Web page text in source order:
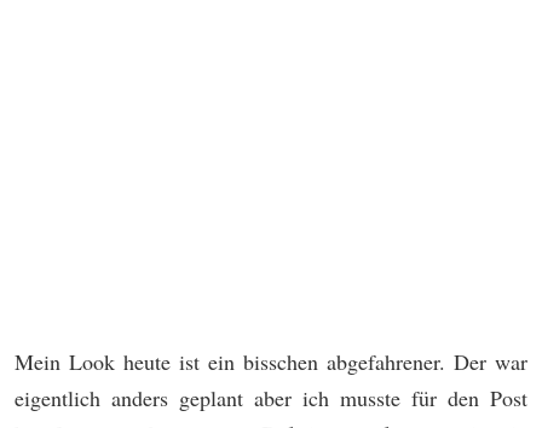
Mein Look heute ist ein bisschen abgefahrener. Der war
eigentlich anders geplant aber ich musste für den Post